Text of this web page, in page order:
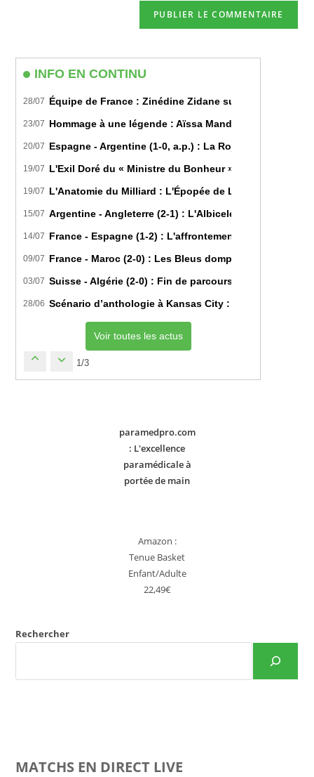
INFO EN CONTINU
28/07 Équipe de France : Zinédine Zidane succède
23/07 Hommage à une légende : Aïssa Mandi tire sa
20/07 Espagne - Argentine (1-0, a.p.) : La Roja sur le toit
19/07 L'Exil Doré du « Ministre du Bonheur » : Dans les
19/07 L'Anatomie du Milliard : L'Épopée de Lamine Yamal du
15/07 Argentine - Angleterre (2-1) : L'Albiceleste renverse
14/07 France - Espagne (1-2) : L'affrontement tactique
09/07 France - Maroc (2-0) : Les Bleus domptent les Lions
03/07 Suisse - Algérie (2-0) : Fin de parcours pour les
28/06 Scénario d’anthologie à Kansas City : L’Algérie
Voir toutes les actus
1/3
paramedpro.com
: L'excellence
paramédicale à
portée de main
Amazon :
Tenue Basket
Enfant/Adulte
22,49€
Rechercher
MATCHS EN DIRECT LIVE